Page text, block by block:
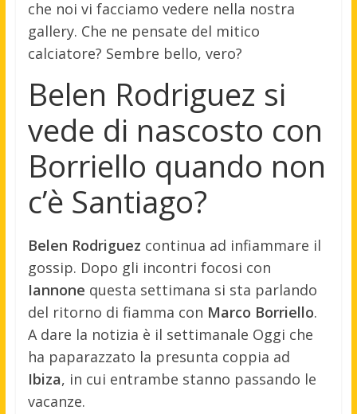
che noi vi facciamo vedere nella nostra
gallery. Che ne pensate del mitico
calciatore? Sembre bello, vero?
Belen Rodriguez si
vede di nascosto con
Borriello quando non
c’è Santiago?
Belen Rodriguez continua ad infiammare il
gossip. Dopo gli incontri focosi con
Iannone questa settimana si sta parlando
del ritorno di fiamma con Marco Borriello.
A dare la notizia è il settimanale Oggi che
ha paparazzato la presunta coppia ad
Ibiza, in cui entrambe stanno passando le
vacanze.